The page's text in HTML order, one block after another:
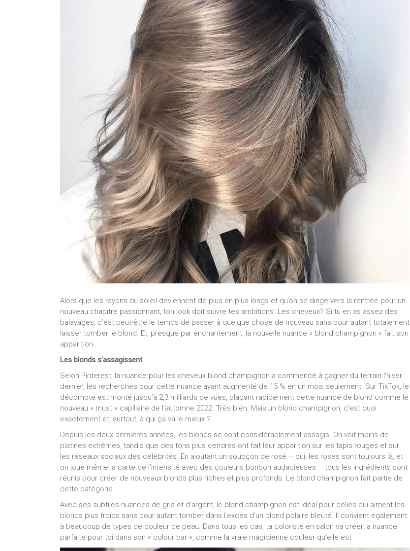
Alors que les rayons du soleil deviennent de plus en plus longs et qu’on se dirige vers la rentrée pour un
nouveau chapitre passionnant, ton look doit suivre tes ambitions. Les cheveux? Si tu en as assez des
balayages, c’est peut-être le temps de passer à quelque chose de nouveau sans pour autant totalement
laisser tomber le blond. Et, presque par enchantement, la nouvelle nuance « blond champignon » fait son
apparition.
Les blonds s’assagissent
Selon Pinterest, la nuance pour les cheveux blond champignon a commencé à gagner du terrain l’hiver
dernier, les recherches pour cette nuance ayant augmenté de 15 % en un mois seulement. Sur TikTok, le
décompte est monté jusqu’à 2,3 milliards de vues, plaçant rapidement cette nuance de blond comme le
nouveau « must » capillaire de l’automne 2022. Très bien. Mais un blond champignon, c’est quoi
exactement et, surtout, à qui ça va le mieux ?
Depuis les deux dernières années, les blonds se sont considérablement assagis. On voit moins de
platines extrêmes, tandis que des tons plus cendrés ont fait leur apparition sur les tapis rouges et sur
les réseaux sociaux des célébrités. En ajoutant un soupçon de rosé – oui, les roses sont toujours là, et
on joue même la carte de l’intensité avec des couleurs bonbon audacieuses – tous les ingrédients sont
réunis pour créer de nouveaux blonds plus riches et plus profonds. Le blond champignon fait partie de
cette catégorie.
Avec ses subtiles nuances de gris et d’argent, le blond champignon est idéal pour celles qui aiment les
blonds plus froids sans pour autant tomber dans l’excès d’un blond polaire bleuté. Il convient également
à beaucoup de types de couleur de peau. Dans tous les cas, ta coloriste en salon va créer la nuance
parfaite pour toi dans son « colour bar », comme la vraie magicienne couleur qu’elle est.